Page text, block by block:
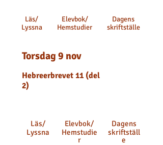
Läs/
Lyssna
Elevbok/
Hemstudier
Dagens
skriftställe
Torsdag 9 nov
Hebreerbrevet 11 (del
2)
Läs/
Lyssna
Elevbok/
Hemstudie
r
Dagens
skriftställ
e